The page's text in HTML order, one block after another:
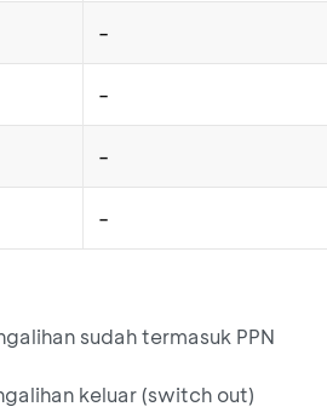
-
-
-
-
sudah termasuk PPN
keluar (switch out)